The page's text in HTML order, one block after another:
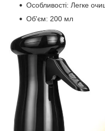
Особливості: Легке
Об'єм: 200 мл